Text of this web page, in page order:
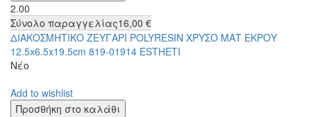
2.00
Σύνολο παραγγελίας16,00 €
ΔΙΑΚΟΣΜΗΤΙΚΟ ΖΕΥΓΑΡΙ POLYRESIN ΧΡΥΣΟ ΜΑΤ ΕΚΡΟΥ
12.5x6.5x19.5cm 819-01914 ESTHETI
Νέο
Add to wishlist